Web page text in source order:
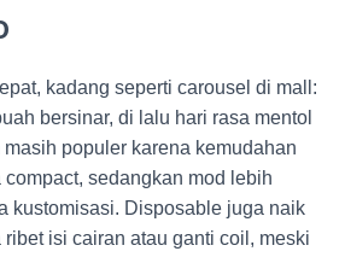
kadang seperti carousel di mall:
bersinar, di lalu hari rasa mentol
populer karena kemudahan
sedangkan mod lebih
kustomisasi. Disposable juga naik
ribet isi cairan atau ganti coil, meski